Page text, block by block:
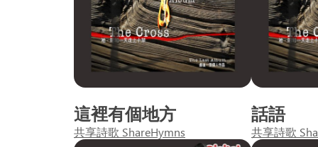
這裡有個地方
共享詩歌 ShareHymns
話語
共享詩歌